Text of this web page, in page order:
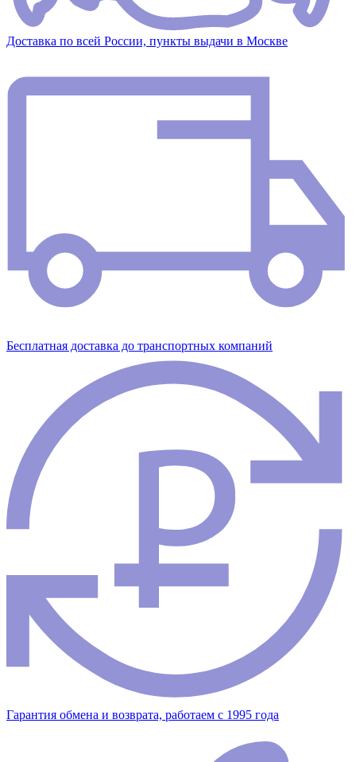
Доставка по всей России, пункты выдачи в Москве
Бесплатная доставка до транспортных компаний
Гарантия обмена и возврата, работаем с 1995 года